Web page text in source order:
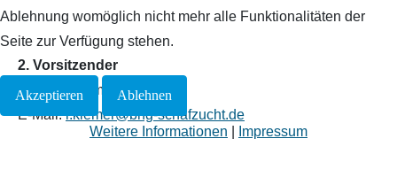
2. Vorsitzender
Richard Kiemer
E-Mail:r.kiemer@bhg-schafzucht.de
Ablehnung womöglich nicht mehr alle Funktionalitäten der
Seite zur Verfügung stehen.
Akzeptieren Ablehnen
Weitere Informationen Impressum